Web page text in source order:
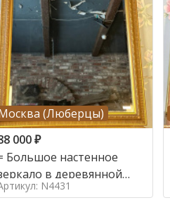
(Люберцы)
000₽
Большое настенное
в деревянной
в стиле
N4431